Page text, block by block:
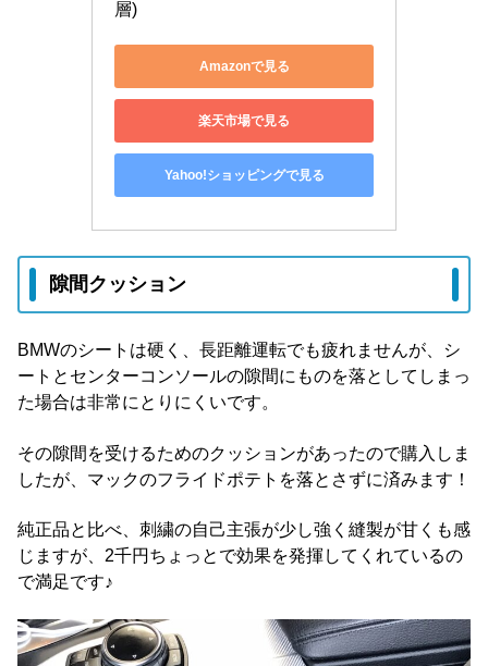
層)
Amazonで見る
楽天市場で見る
Yahoo!ショッピングで見る
隙間クッション
BMWのシートは硬く、長距離運転でも疲れませんが、シ
ートとセンターコンソールの隙間にものを落としてしまっ
た場合は非常にとりにくいです。
その隙間を受けるためのクッションがあったので購入しま
したが、マックのフライドポテトを落とさずに済みます！
純正品と比べ、刺繍の自己主張が少し強く縫製が甘くも感
じますが、2千円ちょっとで効果を発揮してくれているの
で満足です♪